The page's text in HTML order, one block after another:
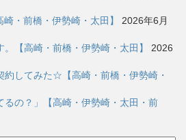
・前橋・伊勢崎・太田】
2026年6月
【高崎・前橋・伊勢崎・太田】
2026
約してみた☆【高崎・前橋・伊勢崎・
るの？」【高崎・伊勢崎・太田・前